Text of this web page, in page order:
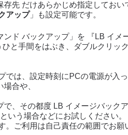
存先 だけあらかじめ指定してお
アップ」も設定可能です。
ンド バックアップ」を 『LB イメ
と手間をはぶき、ダブルクリッ
では、設定時刻にPCの電源が入
合や、
で、その都度 LB イメージバック
いう場合などにお試しください。
。ご利用は自己責任の範囲でお願